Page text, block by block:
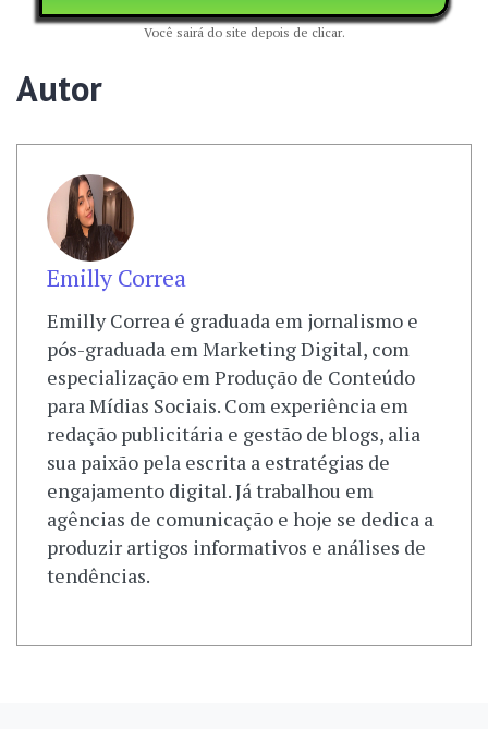
Você sairá do site depois de clicar.
Autor
Emilly Correa
Emilly Correa é graduada em jornalismo e
pós-graduada em Marketing Digital, com
especialização em Produção de Conteúdo
para Mídias Sociais. Com experiência em
redação publicitária e gestão de blogs, alia
sua paixão pela escrita a estratégias de
engajamento digital. Já trabalhou em
agências de comunicação e hoje se dedica a
produzir artigos informativos e análises de
tendências.